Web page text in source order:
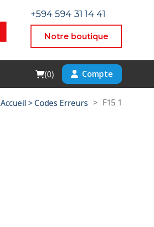
+594 594 31 14 41
Notre boutique
Cart
(0) Compte
Accueil >Codes Erreurs > F15 1